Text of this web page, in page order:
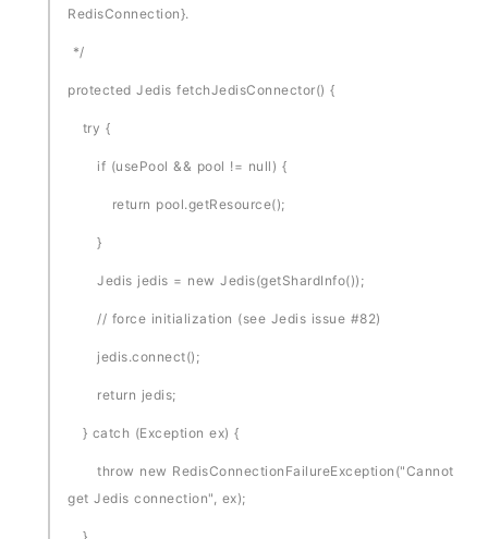
RedisConnection}.
*/
protected Jedis fetchJedisConnector() {
try {
if (usePool && pool != null) {
return pool.getResource();
}
Jedis jedis = new Jedis(getShardInfo());
// force initialization (see Jedis issue #82)
jedis.connect();
return jedis;
} catch (Exception ex) {
throw new RedisConnectionFailureException("Cannot
get Jedis connection", ex);